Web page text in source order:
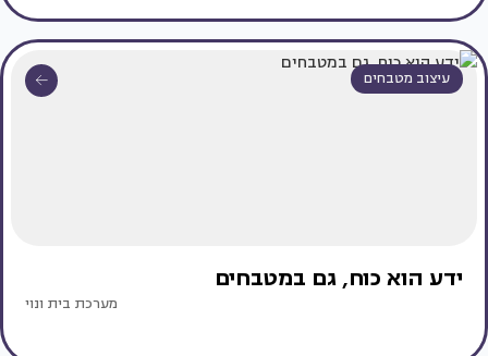
עיצוב מטבחים
ידע הוא כוח, גם במטבחים
מערכת בית ונוי